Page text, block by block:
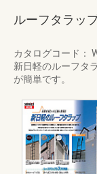
ルーフタラッ
カタログコード：
新日軽のルーフタ
が簡単です。